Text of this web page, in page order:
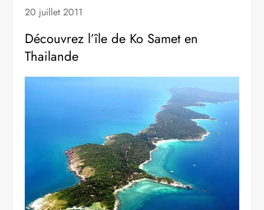
20 juillet 2011
Découvrez l’île de Ko Samet en
Thailande